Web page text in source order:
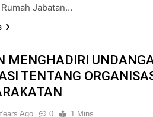
Jabatan…
MENGHADIRI
TENTANG
Ago 0 1 Mins